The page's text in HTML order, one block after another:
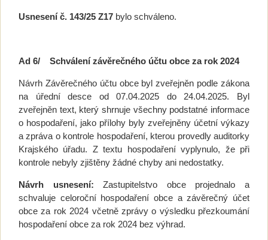
Usnesení č. 143/25 Z17 bylo schváleno.
Ad 6/ Schválení závěrečného účtu obce za rok 2024
Návrh Závěrečného účtu obce byl zveřejněn podle zákona
na úřední desce od 07.04.2025 do 24.04.2025. Byl
zveřejněn text, který shrnuje všechny podstatné informace
o hospodaření, jako přílohy byly zveřejněny účetní výkazy
a zpráva o kontrole hospodaření, kterou provedly auditorky
Krajského úřadu. Z textu hospodaření vyplynulo, že při
kontrole nebyly zjištěny žádné chyby ani nedostatky.
Návrh usnesení:Zastupitelstvo obce projednalo a
schvaluje celoroční hospodaření obce a závěrečný účet
obce za rok 2024 včetně zprávy o výsledku přezkoumání
hospodaření obce za rok 2024 bez výhrad.